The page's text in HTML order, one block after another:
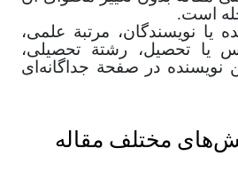
است.
یا نویسندگان، مرتبة علمی،
یا تحصیل، رشتة تحصیلی،
نویسنده در صفحة جداگانه‌ای
مختلف مقاله